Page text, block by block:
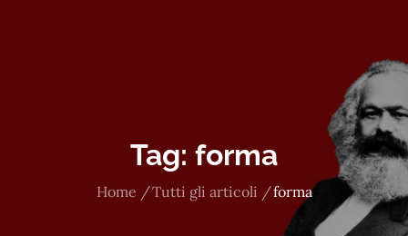
Tag: forma
Home Tutti gli articoli forma